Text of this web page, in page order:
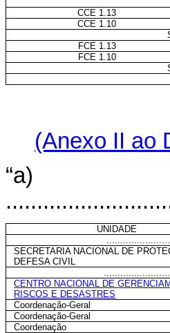
CCE 1.13
CCE 1.10
FCE 1.13
FCE 1.10
(Anexo II ao
“a)
UNIDADE
SECRETARIA NACIONAL DE
DEFESA CIVIL
CENTRO NACIONAL DE
RISCOS E DESASTRES
Coordenação-Geral
Coordenação-Geral
Coordenação